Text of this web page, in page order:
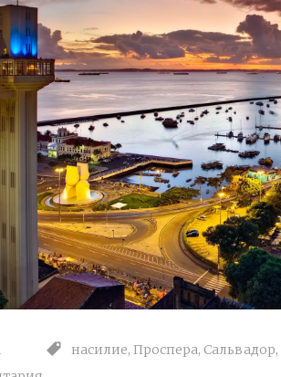
насилие,Проспера, Сальвадор,